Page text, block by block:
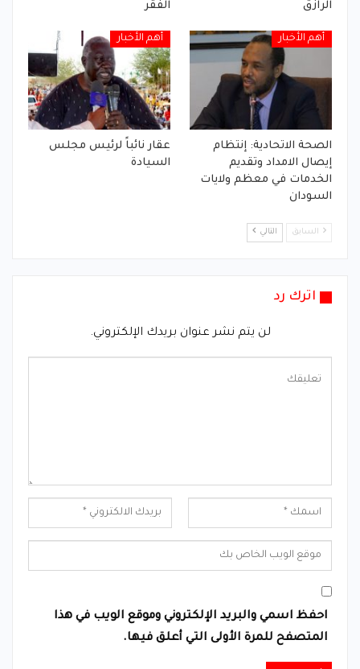
الرازق الفقر
أهم الأخبار
الصحة الاتحادية: إنتظام
إيصال الامداد وتقديم
الخدمات في معظم ولايات
السودان
أهم الأخبار
عقار نائباً لرئيس مجلس
السيادة
السابق التالي
اترك رد
لن يتم نشر عنوان بريدك الإلكتروني.
احفظ اسمي والبريد الإلكتروني وموقع الويب في هذا
المتصفح للمرة الأولى التي أعلق فيها.